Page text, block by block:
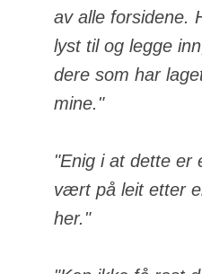
av alle forsidene.
lyst til og legge
dere som har
mine."
"Enig i at dette er
vært på leit etter
her."